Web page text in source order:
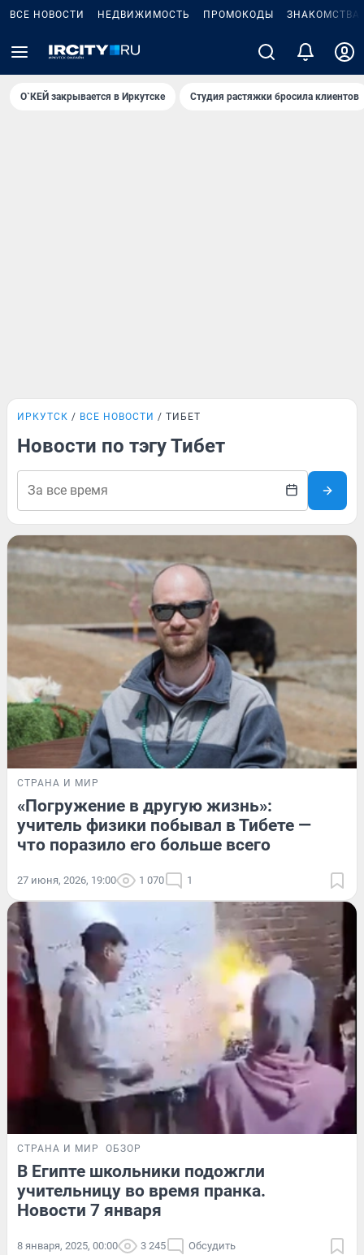
ВСЕ НОВОСТИ НЕДВИЖИМОСТЬ ПРОМОКОДЫ ЗНАКОМСТВА
О`КЕЙ закрывается в Иркутске Студия растяжки бросила клиентов
ИРКУТСК ВСЕ НОВОСТИ ТИБЕТ
Новости по тэгу Тибет
СТРАНА И МИР
«Погружение в другую жизнь»:
учитель физики побывал в Тибете —
что поразило его больше всего
27 июня, 2026, 19:00 1 070 1
СТРАНА И МИР ОБЗОР
В Египте школьники подожгли
учительницу во время пранка.
Новости 7 января
8 января, 2025, 00:00 3 245 Обсудить